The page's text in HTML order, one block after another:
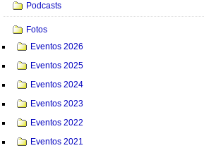
Podcasts
Fotos
Eventos 2026
Eventos 2025
Eventos 2024
Eventos 2023
Eventos 2022
Eventos 2021